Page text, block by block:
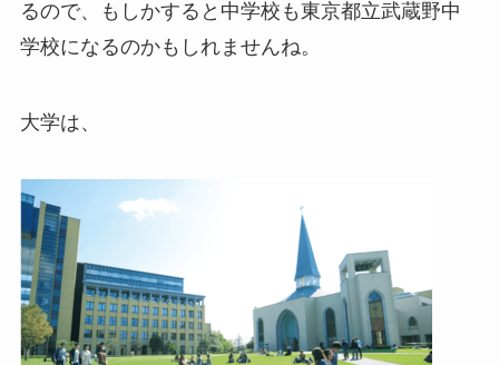
るので、もしかすると中学校も東京都立武蔵野中
学校になるのかもしれませんね。
大学は、